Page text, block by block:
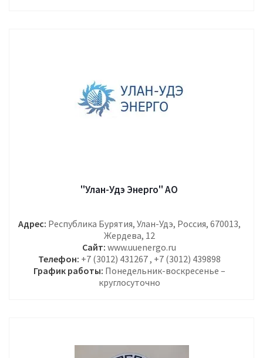
"Улан-Удэ Энерго" АО
Адрес: Республика Бурятия, Улан-Удэ, Россия, 670013,
Жердева, 12
Сайт: www.uuenergo.ru
Телефон: +7 (3012) 431267 , +7 (3012) 439898
График работы: Понедельник-воскресенье –
круглосуточно